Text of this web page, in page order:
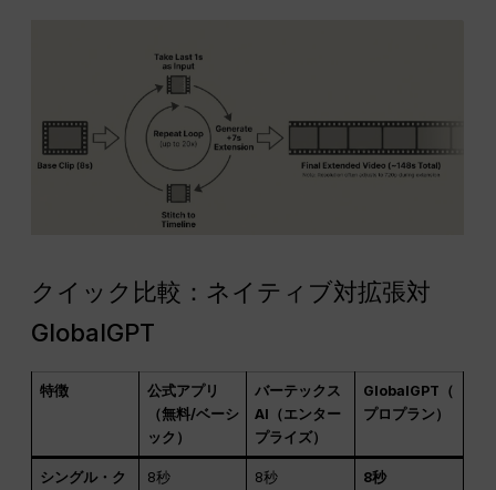
クイック比較：ネイティブ対拡張対
GlobalGPT
特徴
公式アプリ
（無料/ベーシ
ック）
バーテックス
AI（エンター
プライズ）
GlobalGPT（
プロプラン）
シングル・ク 8秒 8秒 8秒